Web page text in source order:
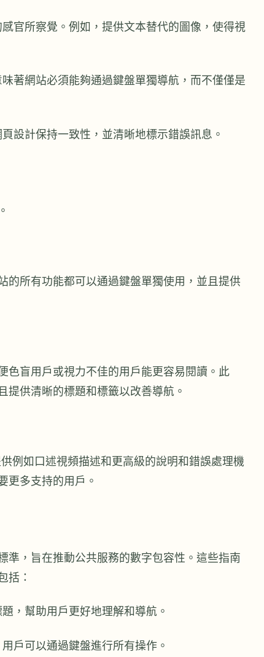
官所察覺。例如，提供文本替代的圖像，使得視
著網站必須能夠通過鍵盤單獨導航，而不僅僅是
設計保持一致性，並清晰地標示錯誤訊息。
的所有功能都可以通過鍵盤單獨使用，並且提供
色盲用戶或視力不佳的用戶能更容易閱讀。此
提供清晰的標題和標籤以改善導航。
例如口述視頻描述和更高級的說明和錯誤處理機
更多支持的用戶。
準，旨在推動公共服務的數字包容性。這些指南
括：
，幫助用戶更好地理解和導航。
戶可以通過鍵盤進行所有操作。